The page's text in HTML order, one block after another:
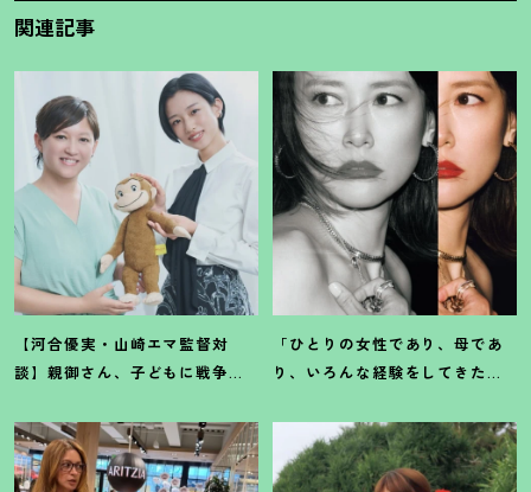
関連記事
【河合優実・山崎エマ監督対
談】親御さん、子どもに戦争や
るチャンスです！映画『モン
キービジネス』
「ひとりの女性であり、母であ
り、いろんな経験をしてきたか
現在地